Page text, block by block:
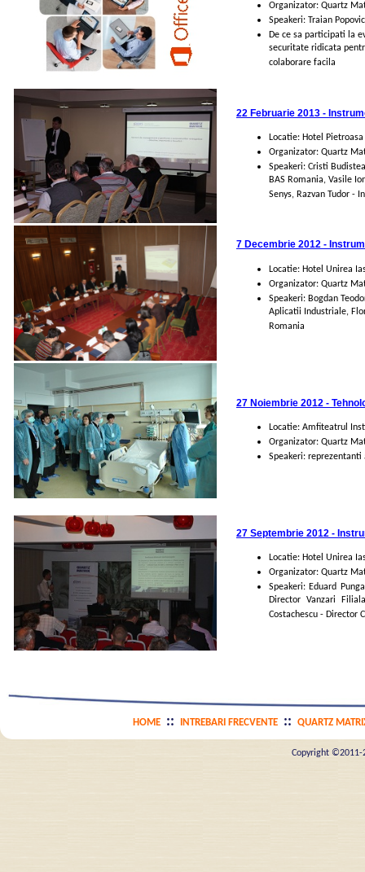
Organizator: Quartz
Speakeri: Traian
De ce sa participati la
securitate ridicata
colaborare facila
22 Februarie 2013 -
Locatie: Hotel
Organizator: Quartz
Speakeri: Cristi
BAS Romania, Vasile
Senys, Razvan Tudor -
7 Decembrie 2012 -
Locatie: Hotel Unirea
Organizator: Quartz
Speakeri: Bogdan
Aplicatii Industriale,
Romania
27 Noiembrie 2012 -
Locatie: Amfiteatrul
Organizator: Quartz
Speakeri:
27 Septembrie 2012 -
Locatie: Hotel Unirea
Organizator: Quartz
Speakeri: Eduard
Director Vanzari
Costachescu - Director
HOME :: INTREBARI FRECVENTE :: QUARTZ
Copyright ©2011-